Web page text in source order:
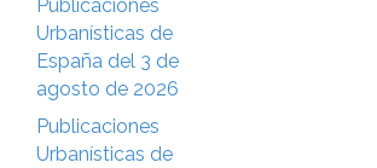
Publicaciones
Urbanísticas de
España del 3 de
agosto de 2026
Publicaciones
Urbanísticas de